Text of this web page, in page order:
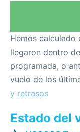
Hemos calculado
llegaron dentro
programada, o
vuelo de los
y retrasos
Estado del